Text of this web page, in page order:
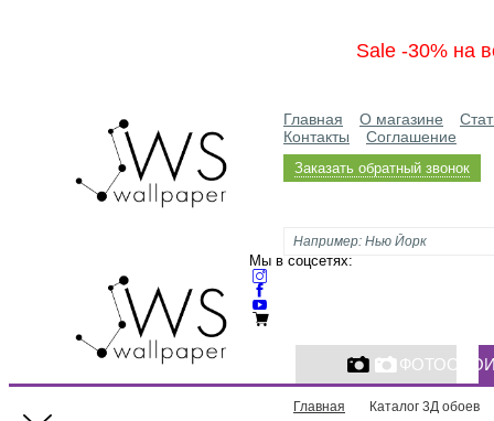
Sale -30% на
Главная О магазине
Контакты
Соглашение
Заказать обратный звонок
Мы в соцсетях:
Главная Каталог 3Д обоев